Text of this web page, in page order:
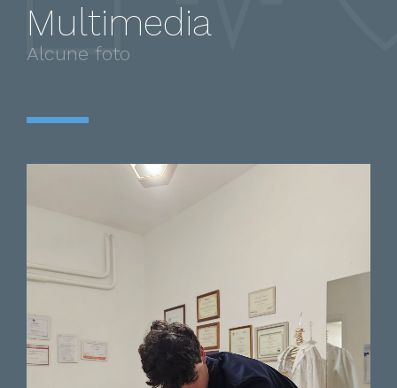
efficacia del trattamento.
Finalmente esco vittoriosa da
di un dolore lombare che non
mi ha abbandonato dal 2023.
Complimenti!!! Un vero
professionista.
Multimedia
Alcune foto